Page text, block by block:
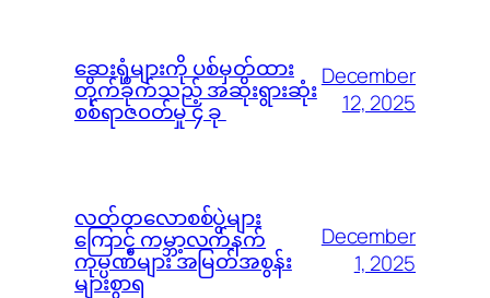
ဆေးရုံများကို ပစ်မှတ်ထား
တိုက်ခိုက်သည့် အဆိုးရွားဆုံး
စစ်ရာဇ၀တ်မှု ၄ ခု
December
12, 2025
လတ်တလောစစ်ပွဲများ
ကြောင့် ကမ္ဘာ့လက်နက်
ကုမ္ပဏီများ အမြတ်အစွန်း
များစွာရ
December
1, 2025